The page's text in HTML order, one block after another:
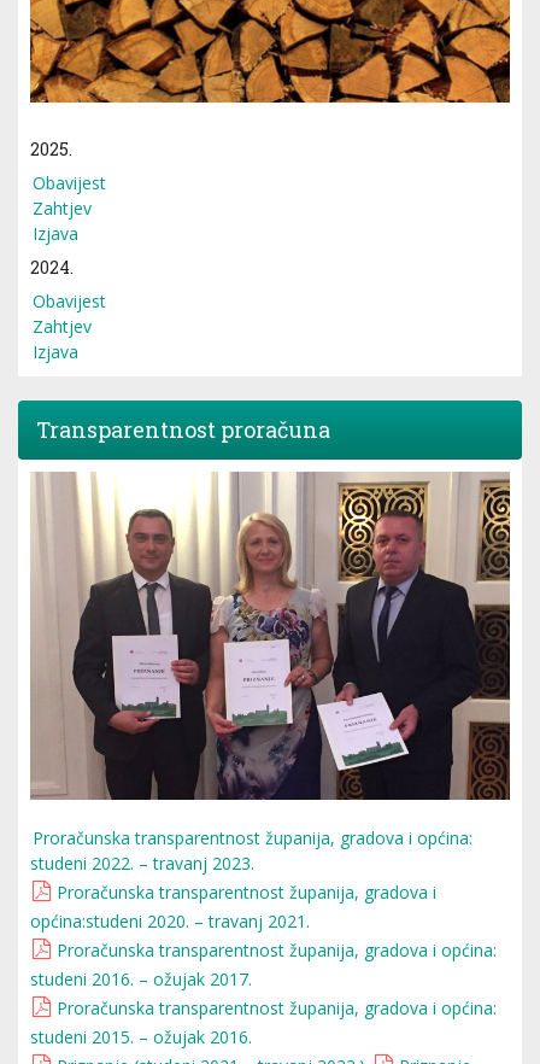
2025.
Obavijest
Zahtjev
Izjava
2024.
Obavijest
Zahtjev
Izjava
Transparentnost proračuna
Proračunska transparentnost županija, gradova i općina:
studeni 2022. – travanj 2023.
Proračunska transparentnost županija, gradova i
općina:studeni 2020. – travanj 2021.
Proračunska transparentnost županija, gradova i općina:
studeni 2016. – ožujak 2017.
Proračunska transparentnost županija, gradova i općina:
studeni 2015. – ožujak 2016.